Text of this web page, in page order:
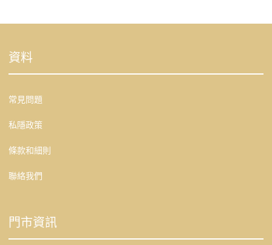
資料
常見問題
私隱政策
條款和細則
聯絡我們
門市資訊